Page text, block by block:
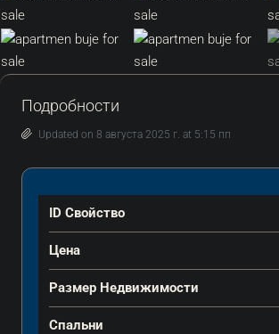
Подробности
Updated on 8 августа 2025 г. at 5:15 пп
ID Свойство
Цена
Размер Недвижимости
Спальни